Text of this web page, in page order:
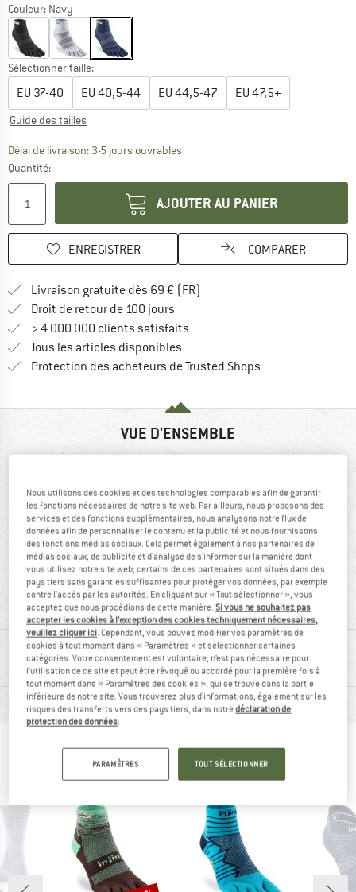
Couleur: Navy
Sélectionner taille:
EU 37-40 EU 40,5-44 EU 44,5-47 EU 47,5+
Guide des tailles
Délai de livraison: 3-5 jours ouvrablesLe lien s'ouvre dans une boîte
Quantité:
AJOUTER AU PANIER
ENREGISTRER COMPARER
Livraison gratuite dès 69 € (FR)
Droit de retour de 100 jours
> 4 000 000 clients satisfaits
Tous les articles disponibles
Protection des acheteurs de Trusted Shops
VUE D'ENSEMBLE
recommandé à
100 %
Fibres
synthétiques
RENSEIGNEMENTS MATÉRIEL ET
FONCTIONNALITÉS
DESCRIPTION DU PRODUIT
LES ALPINISTES AYANT VU CET ARTICLE ONT
ÉGALEMENT REGARDÉ
Nous utilisons des cookies et des technologies comparables afin de garantir
les fonctions nécessaires de notre site web. Par ailleurs, nous proposons des
services et des fonctions supplémentaires, nous analysons notre flux de
données afin de personnaliser le contenu et la publicité et nous fournissons
des fonctions médias sociaux. Cela permet également à nos partenaires de
médias sociaux, de publicité et d'analyse de s'informer sur la manière dont
vous utilisez notre site web; certains de ces partenaires sont situés dans des
pays tiers sans garanties suffisantes pour protéger vos données, par exemple
contre l'accès par les autorités. En cliquant sur « Tout sélectionner », vous
acceptez que nous procédions de cette manière.Si vous ne souhaitez pas
accepter les cookies à l’exception des cookies techniquement nécessaires,
veuillez cliquer ici. Cependant, vous pouvez modifier vos paramètres de
cookies à tout moment dans « Paramètres » et sélectionner certaines
catégories. Votre consentement est volontaire, n’est pas nécessaire pour
l’utilisation de ce site et peut être révoqué ou accordé pour la première fois à
tout moment dans « Paramètres des cookies », qui se trouve dans la partie
inférieure de notre site. Vous trouverez plus d'informations, également sur les
risques des transferts vers des pays tiers, dans notredéclaration de
protection des données.
PARAMÈTRES TOUT SÉLECTIONNER